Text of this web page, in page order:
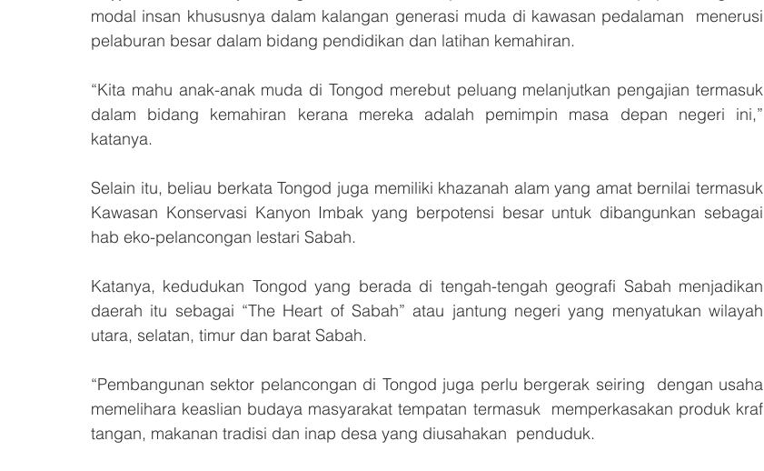
modal insan khususnya dalam kalangan generasi muda di kawasan pedalaman  menerusi
pelaburan besar dalam bidang pendidikan dan latihan kemahiran.
“Kita mahu anak-anak muda di Tongod merebut peluang melanjutkan pengajian termasuk
dalam bidang kemahiran kerana mereka adalah pemimpin masa depan negeri ini,”
katanya.
Selain itu, beliau berkata Tongod juga memiliki khazanah alam yang amat bernilai termasuk
Kawasan Konservasi Kanyon Imbak yang berpotensi besar untuk dibangunkan sebagai
hab eko-pelancongan lestari Sabah.
Katanya, kedudukan Tongod yang berada di tengah-tengah geografi Sabah menjadikan
daerah itu sebagai “The Heart of Sabah” atau jantung negeri yang menyatukan wilayah
utara, selatan, timur dan barat Sabah.
“Pembangunan sektor pelancongan di Tongod juga perlu bergerak seiring  dengan usaha
memelihara keaslian budaya masyarakat tempatan termasuk  memperkasakan produk kraf
tangan, makanan tradisi dan inap desa yang diusahakan  penduduk.